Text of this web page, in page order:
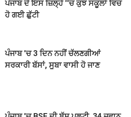
ਪੰਜਾਬ ਦੇ ਇਸ ਜ਼ਿਲ੍ਹੇ ''ਚ ਕੁਝ ਸਕੂਲਾਂ ਵਿਚ
ਹੋ ਗਈ ਛੁੱਟੀ
ਪੰਜਾਬ 'ਚ 3 ਦਿਨ ਨਹੀਂ ਚੱਲਣਗੀਆਂ
ਸਰਕਾਰੀ ਬੱਸਾਂ, ਸੂਬਾ ਵਾਸੀ ਹੋ ਜਾਣ